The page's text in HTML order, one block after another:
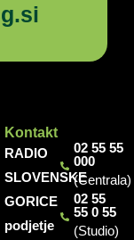
Kontakt
RADIO
SLOVENSKE
GORICE
podjetje
02 55 55
000
(Centrala)
02 55
55 0 55
(Studio)